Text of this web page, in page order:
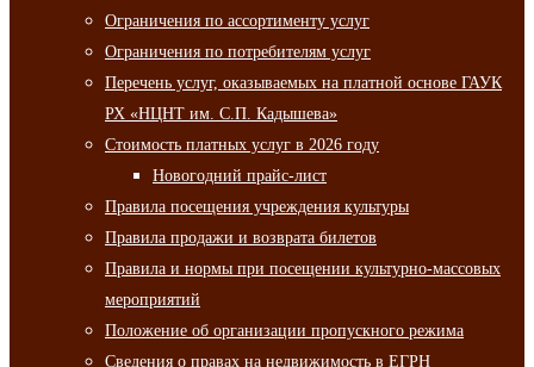
Ограничения по ассортименту услуг
Ограничения по потребителям услуг
Перечень услуг, оказываемых на платной основе ГАУК
РХ «НЦНТ им. С.П. Кадышева»
Стоимость платных услуг в 2026 году
Новогодний прайс-лист
Правила посещения учреждения культуры
Правила продажи и возврата билетов
Правила и нормы при посещении культурно-массовых
мероприятий
Положение об организации пропускного режима
Сведения о правах на недвижимость в ЕГРН